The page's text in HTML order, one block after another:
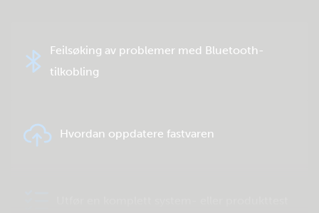
Feilsøking av problemer med Bluetooth-
tilkobling
Hvordan oppdatere fastvaren